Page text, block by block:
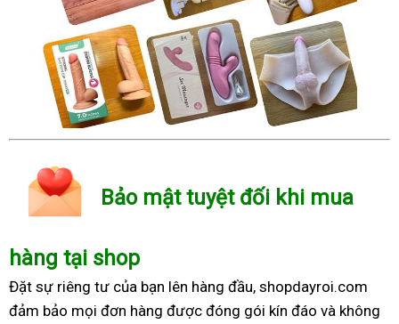
Bảo mật tuyệt đối khi mua
hàng tại shop
Đặt sự riêng tư của bạn lên hàng đầu, shopdayroi.com
đảm bảo mọi đơn hàng được đóng gói kín đáo và không